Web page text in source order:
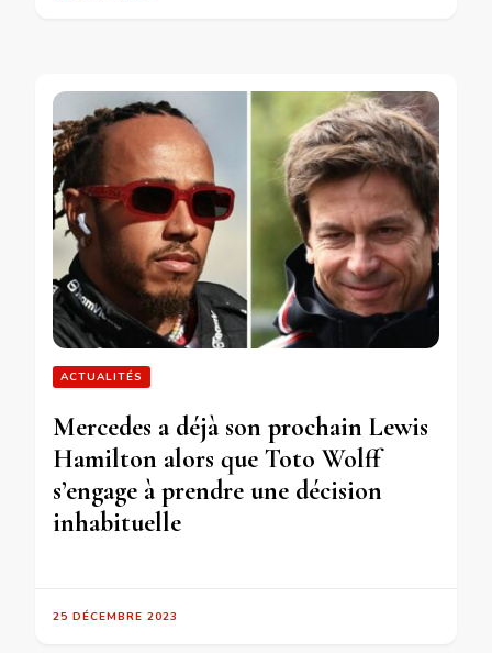
ACTUALITÉS
Mercedes a déjà son prochain Lewis
Hamilton alors que Toto Wolff
s’engage à prendre une décision
inhabituelle
25 DÉCEMBRE 2023